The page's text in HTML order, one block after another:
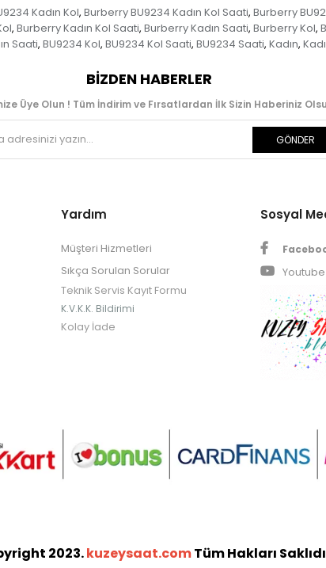
Kadın Kol, Burberry BU9234 Kadın Kol Saati, Burberry
, Burberry Kadın Kol Saati, Burberry Kadın Saati, Burberry Kol,
Saati, BU9234 Kol, BU9234 Kol Saati, BU9234 Saati, Kadın,
BIZDEN HABERLER
Üye Olun ! Tüm İndirim ve Fırsatlardan İlk Sizin Haberiniz
GÖNDER
Yardım
Müşteri Hizmetleri
Sıkça Sorulan Sorular
Teknik Servis Kayıt Formu
K.V.K.K. Bildirimi
Kolay İade
Sosyal
Youtube
2023.kuzeysaat.comTüm Hakları